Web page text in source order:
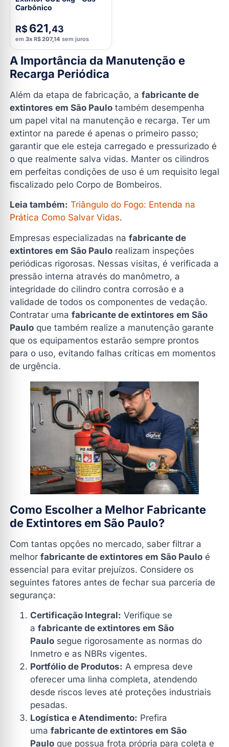
Carbônico
R$ 621,43
em 3x R$207,14 sem juros
A Importância da Manutenção e
Recarga Periódica
Além da etapa de fabricação, a fabricante de
extintores em São Paulo também desempenha
um papel vital na manutenção e recarga. Ter um
extintor na parede é apenas o primeiro passo;
garantir que ele esteja carregado e pressurizado é
o que realmente salva vidas. Manter os cilindros
em perfeitas condições de uso é um requisito legal
fiscalizado pelo Corpo de Bombeiros.
Leia também: Triângulo do Fogo: Entenda na
Prática Como Salvar Vidas.
Empresas especializadas na fabricante de
extintores em São Paulo realizam inspeções
periódicas rigorosas. Nessas visitas, é verificada a
pressão interna através do manômetro, a
integridade do cilindro contra corrosão e a
validade de todos os componentes de vedação.
Contratar uma fabricante de extintores em São
Paulo que também realize a manutenção garante
que os equipamentos estarão sempre prontos
para o uso, evitando falhas críticas em momentos
de urgência.
Como Escolher a Melhor Fabricante
de Extintores em São Paulo?
Com tantas opções no mercado, saber filtrar a
melhor fabricante de extintores em São Paulo é
essencial para evitar prejuízos. Considere os
seguintes fatores antes de fechar sua parceria de
segurança:
Certificação Integral: Verifique se
a fabricante de extintores em São
Paulo segue rigorosamente as normas do
Inmetro e as NBRs vigentes.
Portfólio de Produtos: A empresa deve
oferecer uma linha completa, atendendo
desde riscos leves até proteções industriais
pesadas.
Logística e Atendimento: Prefira
uma fabricante de extintores em São
Paulo que possua frota própria para coleta e